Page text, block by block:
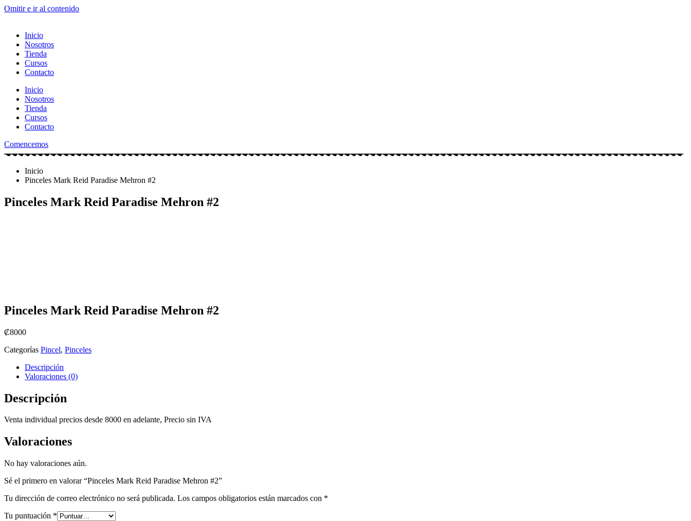
Omitir e ir al contenido
Inicio
Nosotros
Tienda
Cursos
Contacto
Inicio
Nosotros
Tienda
Cursos
Contacto
Comencemos
Inicio
Pinceles Mark Reid Paradise Mehron #2
Pinceles Mark Reid Paradise Mehron #2
Pinceles Mark Reid Paradise Mehron #2
₡8000
Categorías Pincel, Pinceles
Descripción
Valoraciones (0)
Descripción
Venta individual precios desde 8000 en adelante, Precio sin IVA
Valoraciones
No hay valoraciones aún.
Sé el primero en valorar “Pinceles Mark Reid Paradise Mehron #2”
Tu dirección de correo electrónico no será publicada. Los campos obligatorios están marcados con *
Tu puntuación *